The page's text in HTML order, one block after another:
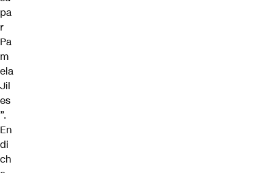
pa
r
Pa
m
ela
Jil
es
”.
En
di
ch